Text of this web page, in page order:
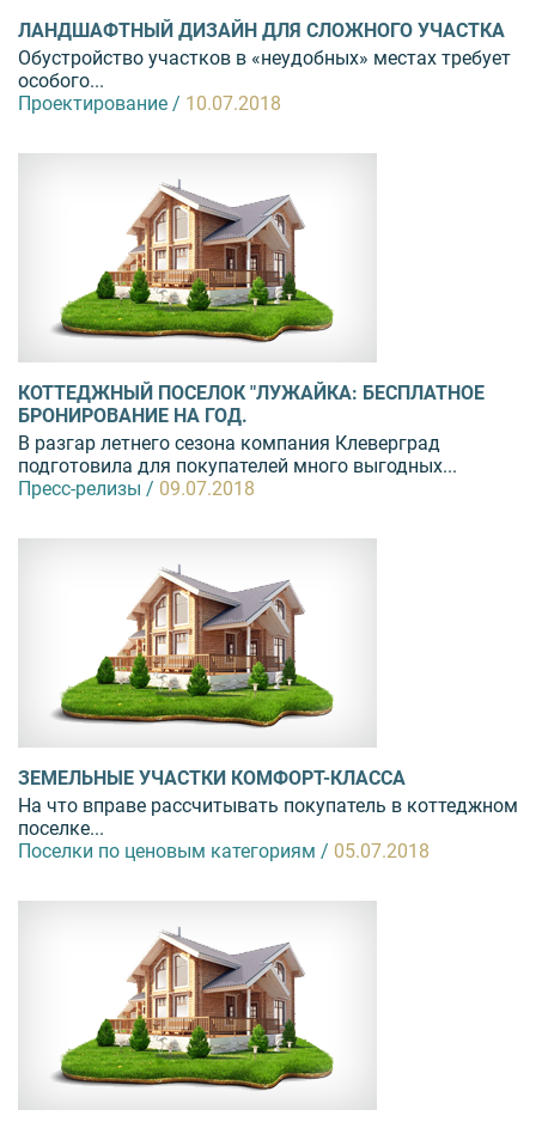
ЛАНДШАФТНЫЙ ДИЗАЙН ДЛЯ СЛОЖНОГО УЧАСТКА
Обустройство участков в «неудобных» местах требует
особого...
Проектирование / 10.07.2018
КОТТЕДЖНЫЙ ПОСЕЛОК "ЛУЖАЙКА: БЕСПЛАТНОЕ
БРОНИРОВАНИЕ НА ГОД.
В разгар летнего сезона компания Клеверград
подготовила для покупателей много выгодных...
Пресс-релизы / 09.07.2018
ЗЕМЕЛЬНЫЕ УЧАСТКИ КОМФОРТ-КЛАССА
На что вправе рассчитывать покупатель в коттеджном
поселке...
Поселки по ценовым категориям / 05.07.2018